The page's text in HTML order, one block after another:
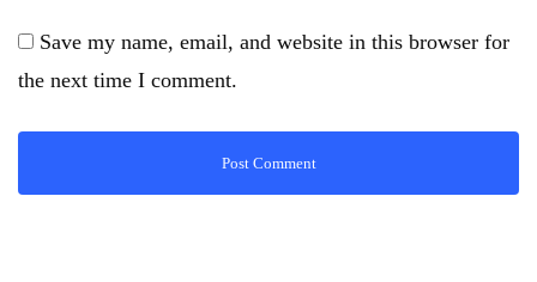
Save my name, email, and website in this browser for
the next time I comment.